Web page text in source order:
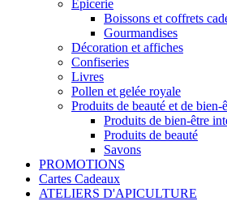
Épicerie
Boissons et coffrets
Gourmandises
Décoration et affiches
Confiseries
Livres
Pollen et gelée royale
Produits de beauté et de bien-
Produits de bien-être
Produits de beauté
Savons
PROMOTIONS
Cartes Cadeaux
ATELIERS D'APICULTURE